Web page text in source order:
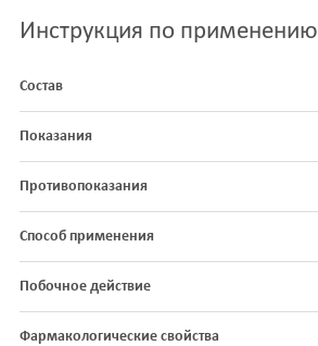
Инструкция по применению
Состав
Показания
Противопоказания
Способ применения
Побочное действие
Фармакологические свойства